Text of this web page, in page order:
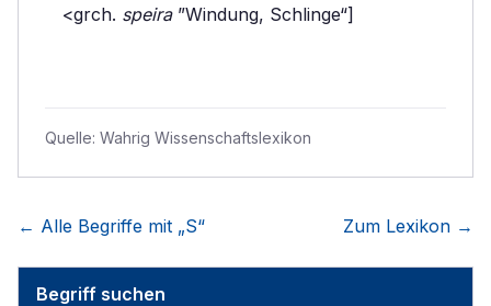
<grch. speira”Windung, Schlinge“]
Quelle: Wahrig Wissenschaftslexikon
← Alle Begriffe mit „S“ Zum Lexikon →
Begriff suchen